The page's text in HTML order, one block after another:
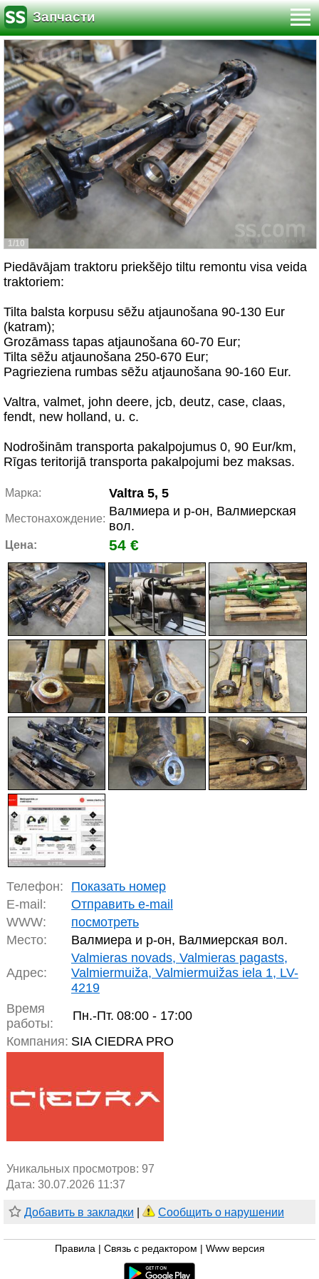
Запчасти
1/10
Piedāvājam traktoru priekšējo tiltu remontu visa veida
traktoriem:
Tilta balsta korpusu sēžu atjaunošana 90-130 Eur
(katram);
Grozāmass tapas atjaunošana 60-70 Eur;
Tilta sēžu atjaunošana 250-670 Eur;
Pagrieziena rumbas sēžu atjaunošana 90-160 Eur.
Valtra, valmet, john deere, jcb, deutz, case, claas,
fendt, new holland, u. c.
Nodrošinām transporta pakalpojumus 0, 90 Eur/km,
Rīgas teritorijā transporta pakalpojumi bez maksas.
Марка: Valtra 5, 5
Местонахождение:
Валмиера и р-он, Валмиерская
вол.
Цена: 54 €
Телефон:
Показать номер
E-mail:
Отправить e-mail
WWW:
посмотреть
Место:
Валмиера и р-он, Валмиерская вол.
Адрес:
Valmieras novads, Valmieras pagasts,
Valmiermuiža, Valmiermuižas iela 1, LV-
4219
Время
работы:
Пн.-Пт. 08:00 - 17:00
Компания: SIA CIEDRA PRO
Уникальных просмотров: 97
Дата: 30.07.2026 11:37
Добавить в закладки Сообщить о нарушении
Правила Связь с редактором Www версия